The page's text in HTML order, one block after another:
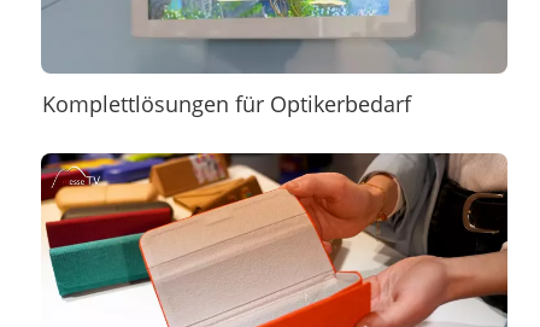
Komplettlösungen für Optikerbedarf